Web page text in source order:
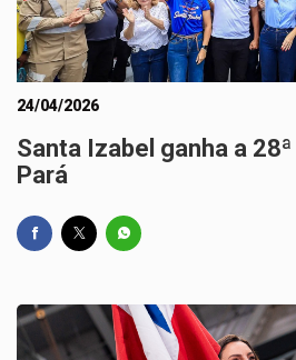
24/04/2026
Santa Izabel ganha a
Pará